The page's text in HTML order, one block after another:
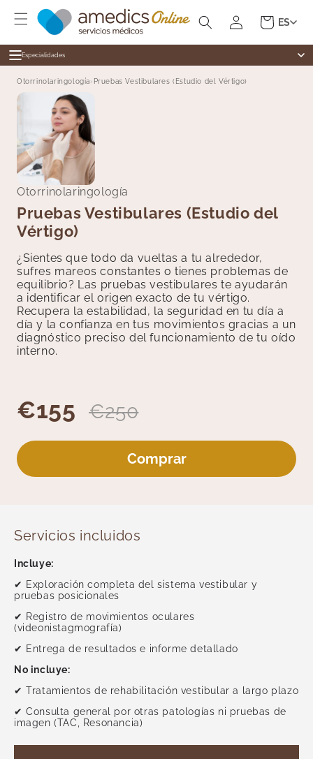
directamente
al contenido
sesión
CarritoES
Especialidades
Especialidades
Alergología
Cardiología
Cirugía General
Dermatología
Digestivo
Endocrinología
Enfermería
Ginecología
Medicina Estética
Fisioterapia
Hematología
Medicina General
Medicina Interna
Medicina Tradicional
Oftalmología
Pediatría
Podología
Psicología y Terapias
Radiología
Urología
Vascular
Ver todas
Medicina general
Dermatología
Cardiología
Revisiones
Test Ràpidos
Otorrinolaringología› Pruebas Vestibulares (Estudio del Vértigo)
Otorrinolaringología
Pruebas Vestibulares (Estudio del
Vértigo)
¿Sientes que todo da vueltas a tu alrededor,
sufres mareos constantes o tienes problemas de
equilibrio? Las pruebas vestibulares te ayudarán
a identificar el origen exacto de tu vértigo.
Recupera la estabilidad, la seguridad en tu día a
día y la confianza en tus movimientos gracias a un
diagnóstico preciso del funcionamiento de tu oído
interno.
€155 €250
Comprar
Servicios incluidos
Incluye:
✔ Exploración completa del sistema vestibular y
pruebas posicionales
✔ Registro de movimientos oculares
(videonistagmografía)
✔ Entrega de resultados e informe detallado
No incluye:
✔ Tratamientos de rehabilitación vestibular a largo plazo
✔ Consulta general por otras patologías ni pruebas de
imagen (TAC, Resonancia)